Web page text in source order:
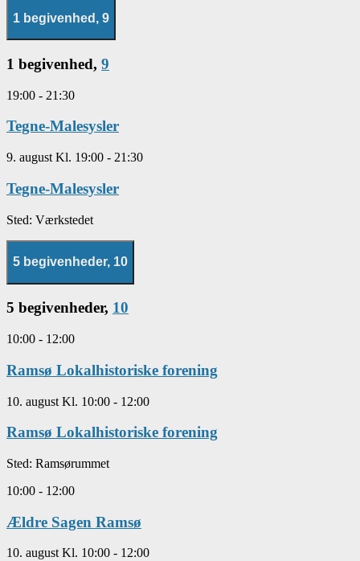
1 begivenhed, 9
1 begivenhed, 9
19:00 - 21:30
Tegne-Malesysler
9. august Kl. 19:00 - 21:30
Tegne-Malesysler
Sted: Værkstedet
5 begivenheder, 10
5 begivenheder, 10
10:00 - 12:00
Ramsø Lokalhistoriske forening
10. august Kl. 10:00 - 12:00
Ramsø Lokalhistoriske forening
Sted: Ramsørummet
10:00 - 12:00
Ældre Sagen Ramsø
10. august Kl. 10:00 - 12:00